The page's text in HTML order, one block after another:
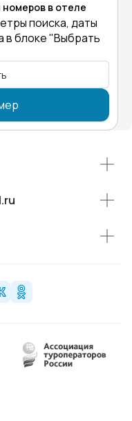
в отеле
поиска, даты
в блоке "Выбрать